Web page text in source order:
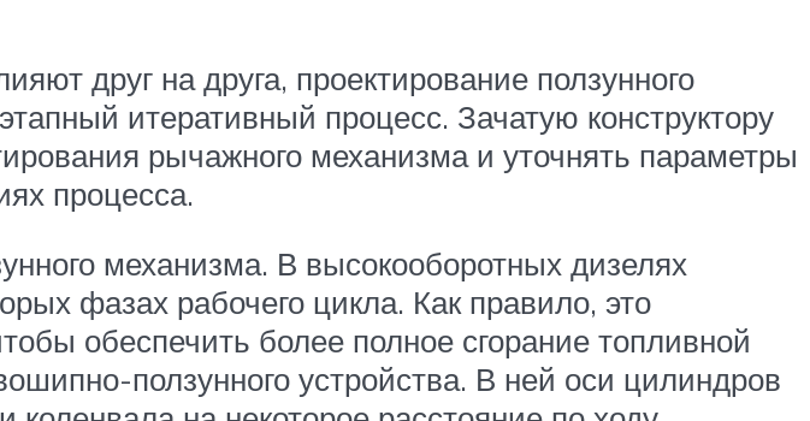
друг на друга, проектирование ползунного
итеративный процесс. Зачатую конструктору
рычажного механизма и уточнять параметры
процесса.
механизма. В высокооборотных дизелях
фазах рабочего цикла. Как правило, это
обеспечить более полное сгорание топливной
ползунного устройства. В ней оси цилиндров